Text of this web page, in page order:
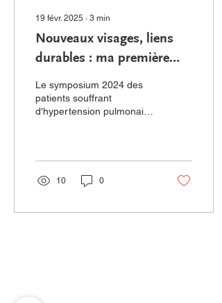
19 févr. 2025 ∙ 3 min
Nouveaux visages, liens
durables : ma première
expérience de la
conférence HTP
Le symposium 2024 des
patients souffrant
d'hypertension pulmonaire
10 0